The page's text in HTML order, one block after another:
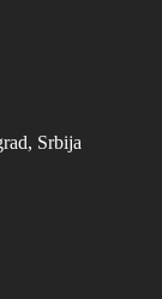
Srbija